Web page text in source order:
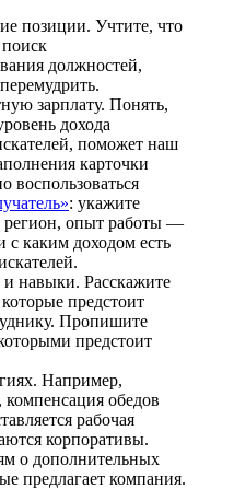
позиции. Учтите, что
должностей,
зарплату. Понять,
дохода
поможет наш
карточки
воспользоваться
: укажите
регион, опыт работы —
с каким доходом есть
навыки. Расскажите
предстоит
Пропишите
предстоит
Например,
обедов
рабочая
корпоративы.
о дополнительных
предлагает компания.